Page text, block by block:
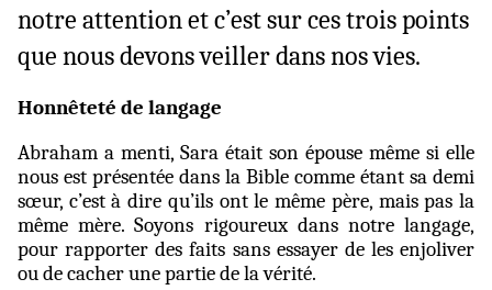
notre attention et c’est sur ces trois points
que nous devons veiller dans nos vies.
Honnêteté de langage
Abraham a menti, Sara était son épouse même si elle
nous est présentée dans la Bible comme étant sa demi
sœur, c’est à dire qu’ils ont le même père, mais pas la
même mère. Soyons rigoureux dans notre langage,
pour rapporter des faits sans essayer de les enjoliver
ou de cacher une partie de la vérité.